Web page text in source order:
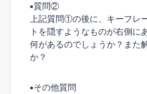
■質問②
上記質問①の後に、キーフレ
トを隠すようなものが右側に
何があるのでしょうか？また
か？
■その他質問